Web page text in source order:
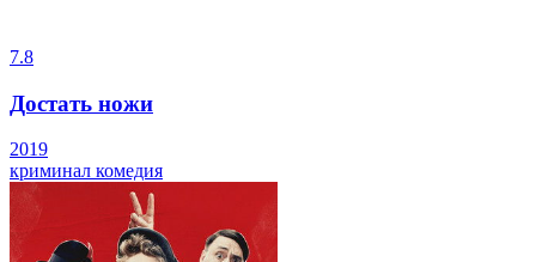
7.8
Достать ножи
2019
криминал комедия